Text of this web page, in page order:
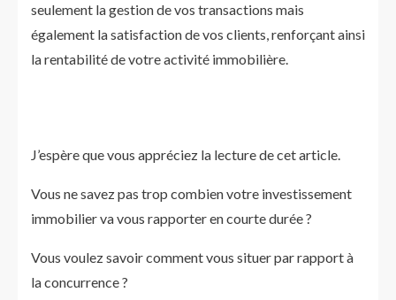
seulement la gestion de vos transactions mais
également la satisfaction de vos clients, renforçant ainsi
la rentabilité de votre activité immobilière.
J’espère que vous appréciez la lecture de cet article.
Vous ne savez pas trop combien votre investissement
immobilier va vous rapporter en courte durée ?
Vous voulez savoir comment vous situer par rapport à
la concurrence ?